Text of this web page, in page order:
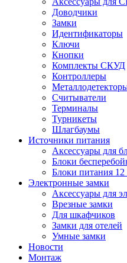
Доводчики
Замки
Идентификаторы
Ключи
Кнопки
Комплекты СКУД
Контроллеры
Считыватели
Терминалы
Турникеты
Шлагбаумы
Источники питания
Аксессуары для
Блоки
Блоки питания
Электронные замки
Аксессуары для
Врезные замки
Для шкафчиков
Замки для отелей
Умные замки
Новости
Монтаж